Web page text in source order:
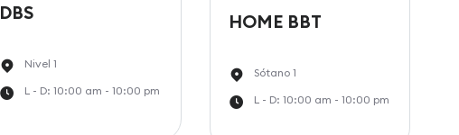
DBS
Nivel 1
L - D: 10:00 am - 10:00 pm
HOME BBT
Sótano 1
L - D: 10:00 am - 10:00 pm